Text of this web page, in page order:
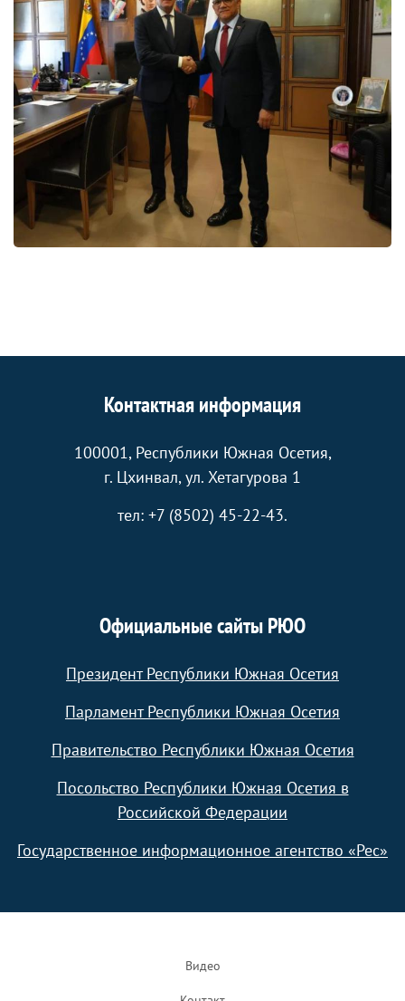
Контактная информация
100001, Республики Южная Осетия,
г. Цхинвал, ул. Хетагурова 1
тел: +7 (8502) 45-22-43.
Официальные сайты РЮО
Президент Республики Южная Осетия
Парламент Республики Южная Осетия
Правительство Республики Южная Осетия
Посольство Республики Южная Осетия в
Российской Федерации
Государственное информационное агентство «Рес»
Видео